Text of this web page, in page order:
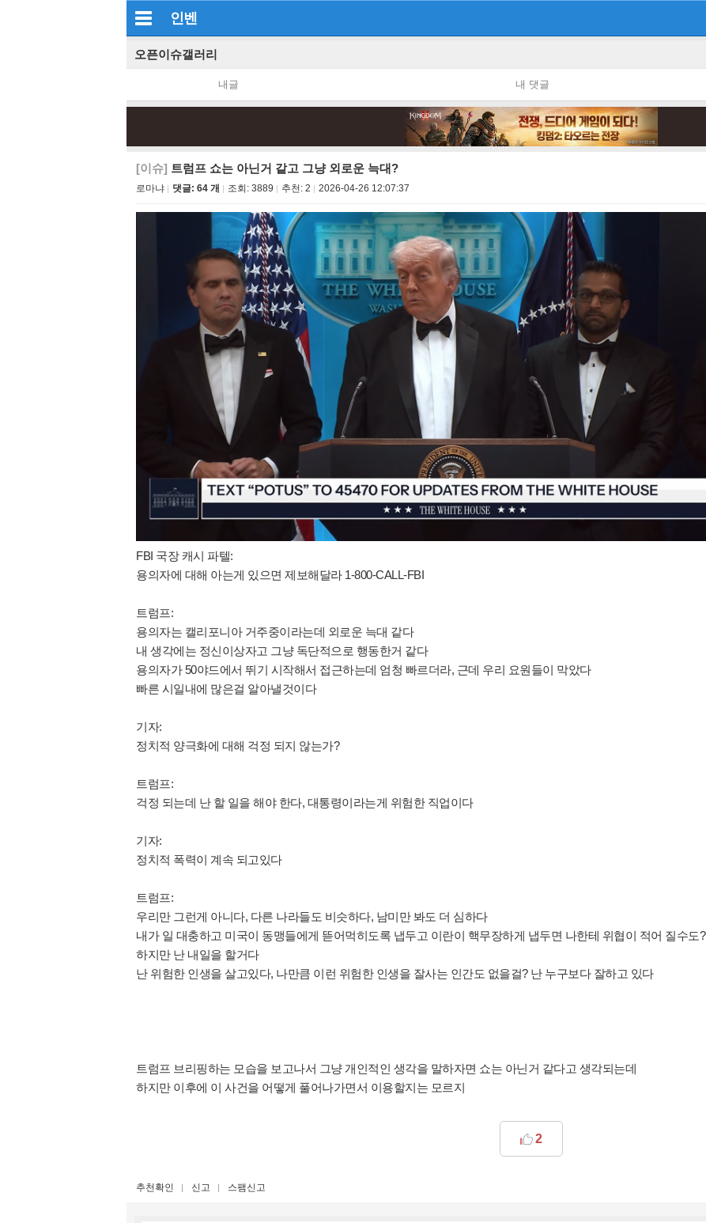
인벤
오픈이슈갤러리
내글 내 댓글
[이슈] 트럼프 쇼는 아닌거 같고 그냥 외로운 늑대?
로마냐 댓글: 64 개 조회: 3889 추천: 2 2026-04-26 12:07:37
FBI 국장 캐시 파텔:
용의자에 대해 아는게 있으면 제보해달라 1-800-CALL-FBI
트럼프:
용의자는 캘리포니아 거주중이라는데 외로운 늑대 같다
내 생각에는 정신이상자고 그냥 독단적으로 행동한거 같다
용의자가 50야드에서 뛰기 시작해서 접근하는데 엄청 빠르더라, 근데 우리 요원들이 막았다
빠른 시일내에 많은걸 알아낼것이다
기자:
정치적 양극화에 대해 걱정 되지 않는가?
트럼프:
걱정 되는데 난 할 일을 해야 한다, 대통령이라는게 위험한 직업이다
기자:
정치적 폭력이 계속 되고있다
트럼프:
우리만 그런게 아니다, 다른 나라들도 비슷하다, 남미만 봐도 더 심하다
내가 일 대충하고 미국이 동맹들에게 뜯어먹히도록 냅두고 이란이 핵무장하게 냅두면 나한테 위협이 적어 질수도?
하지만 난 내일을 할거다
난 위험한 인생을 살고있다, 나만큼 이런 위험한 인생을 잘사는 인간도 없을걸? 난 누구보다 잘하고 있다
트럼프 브리핑하는 모습을 보고나서 그냥 개인적인 생각을 말하자면 쇼는 아닌거 같다고 생각되는데
하지만 이후에 이 사건을 어떻게 풀어나가면서 이용할지는 모르지
2
추천확인 신고 스팸신고